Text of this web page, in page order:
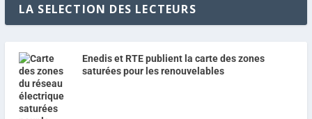
LA SELECTION DES LECTEURS
Enedis et RTE publient la carte des zones
saturées pour les renouvelables